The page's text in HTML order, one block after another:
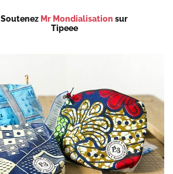
Soutenez Mr Mondialisation sur
Tipeee